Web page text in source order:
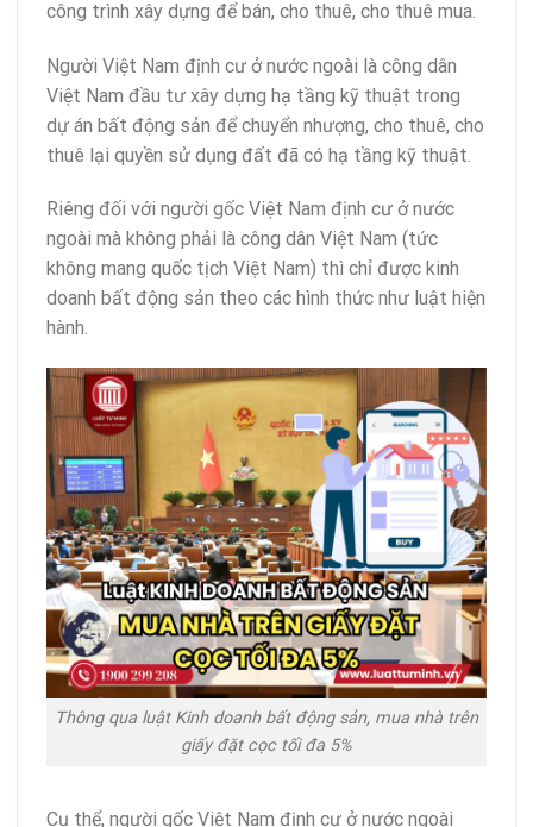
công trình xây dựng để bán, cho thuê, cho thuê mua.
Người Việt Nam định cư ở nước ngoài là công dân
Việt Nam đầu tư xây dựng hạ tầng kỹ thuật trong
dự án bất động sản để chuyển nhượng, cho thuê, cho
thuê lại quyền sử dụng đất đã có hạ tầng kỹ thuật.
Riêng đối với người gốc Việt Nam định cư ở nước
ngoài mà không phải là công dân Việt Nam (tức
không mang quốc tịch Việt Nam) thì chỉ được kinh
doanh bất động sản theo các hình thức như luật hiện
hành.
Thông qua luật Kinh doanh bất động sản, mua nhà trên
giấy đặt cọc tối đa 5%
Cụ thể, người gốc Việt Nam định cư ở nước ngoài